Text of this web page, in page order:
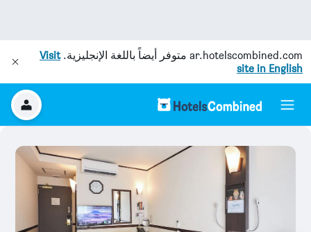
ar.hotelscombined.com متوفر أيضاً باللغة الإنجليزية.Visit
site in English